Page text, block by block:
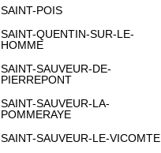
SAINT-POIS
SAINT-QUENTIN-SUR-LE-
HOMME
SAINT-SAUVEUR-DE-
PIERREPONT
SAINT-SAUVEUR-LA-
POMMERAYE
SAINT-SAUVEUR-LE-VICOMTE